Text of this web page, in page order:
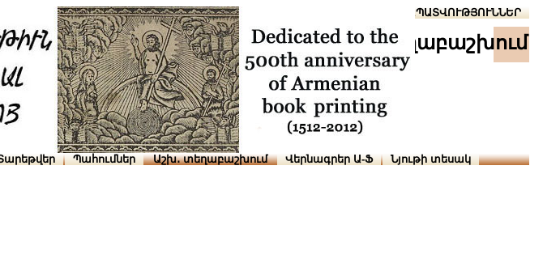
ՆԱԽԱՊԱՏՎՈՒԹՅՈՒՆՆԵՐ
աշխ․ տեղաբաշխում
Պահումներ Աշխ․ տեղաբաշխում Վերնագրեր Ա-Ֆ Նյութի տեսակ